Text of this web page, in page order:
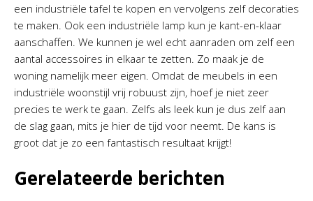
een industriële tafel te kopen en vervolgens zelf decoraties
te maken. Ook een industriële lamp kun je kant-en-klaar
aanschaffen. We kunnen je wel echt aanraden om zelf een
aantal accessoires in elkaar te zetten. Zo maak je de
woning namelijk meer eigen. Omdat de meubels in een
industriële woonstijl vrij robuust zijn, hoef je niet zeer
precies te werk te gaan. Zelfs als leek kun je dus zelf aan
de slag gaan, mits je hier de tijd voor neemt. De kans is
groot dat je zo een fantastisch resultaat krijgt!
Gerelateerde berichten